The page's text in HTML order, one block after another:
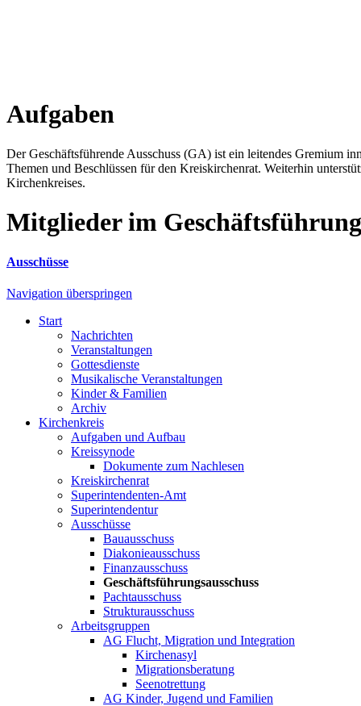
Aufgaben
Der Geschäftsführende Ausschuss (GA) ist ein leitendes Gremium
Themen und Beschlüssen für den Kreiskirchenrat. Weiterhin
Kirchenkreises.
Mitglieder im
Ausschüsse
Navigation überspringen
Start
Nachrichten
Veranstaltungen
Gottesdienste
Musikalische Veranstaltungen
Kinder & Familien
Archiv
Kirchenkreis
Aufgaben und Aufbau
Kreissynode
Dokumente zum Nachlesen
Kreiskirchenrat
Superintendenten-Amt
Superintendentur
Ausschüsse
Bauausschuss
Diakonieausschuss
Finanzausschuss
Geschäftsführungsausschuss
Pachtausschuss
Strukturausschuss
Arbeitsgruppen
AG Flucht, Migration und Integration
Kirchenasyl
Migrationsberatung
Seenotrettung
AG Kinder, Jugend und Familien